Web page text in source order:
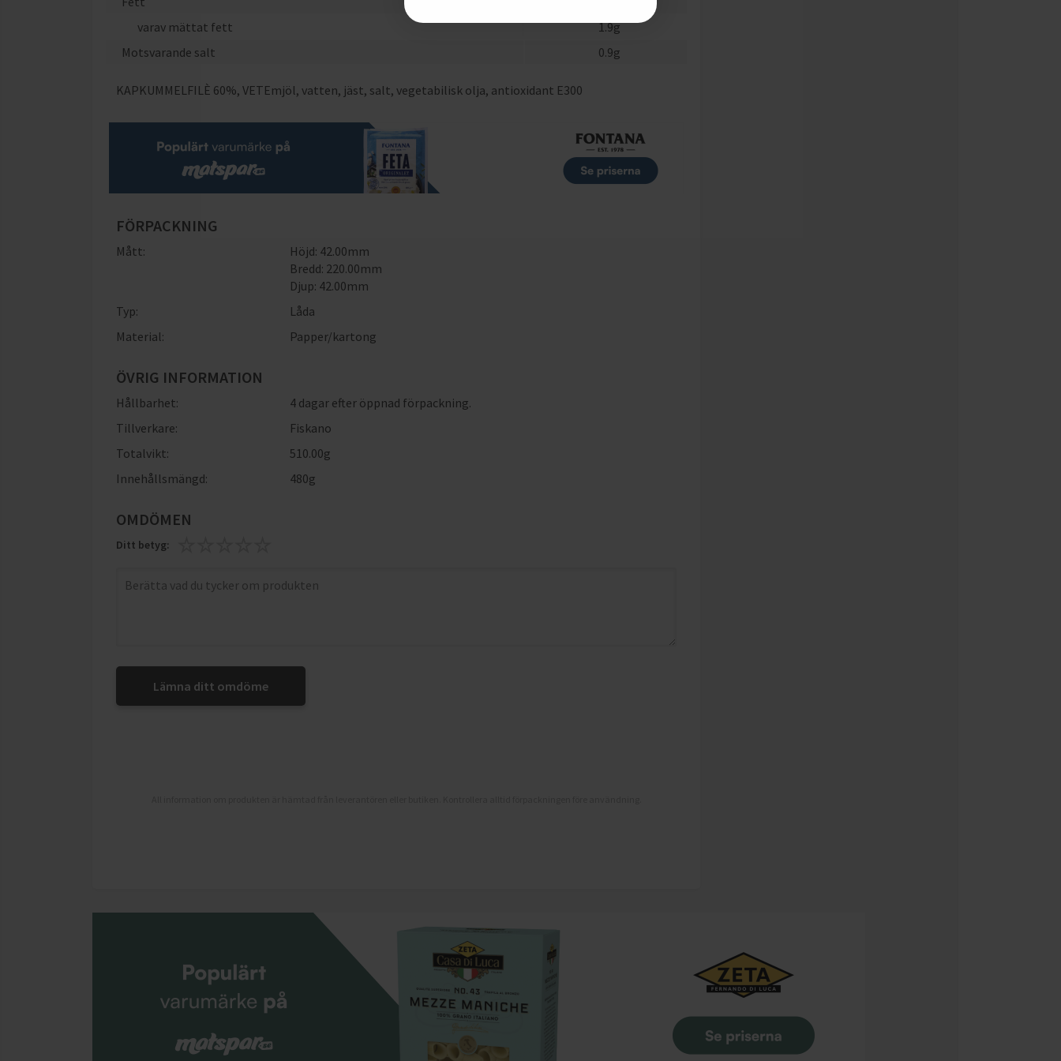
varav mättat fett
1.9g
Motsvarande salt
0.9g
KAPKUMMELFILÈ 60%, VETEmjöl, vatten, jäst, salt, vegetabilisk olja, antioxidant E300
FÖRPACKNING
Mått:
Höjd: 42.00mm
Bredd: 220.00mm
Djup: 42.00mm
Typ:
Låda
Material:
Papper/kartong
ÖVRIG INFORMATION
Hållbarhet:
4 dagar efter öppnad förpackning.
Tillverkare:
Fiskano
Totalvikt:
510.00g
Innehållsmängd:
480g
OMDÖMEN
Ditt betyg:
Lämna ditt omdöme